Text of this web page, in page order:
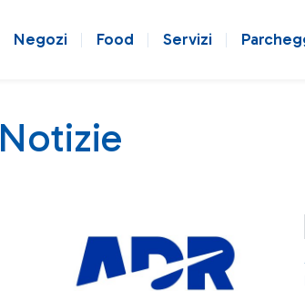
Negozi Food Servizi
Notizie